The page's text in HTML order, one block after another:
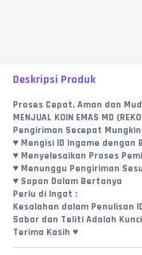
Deskripsi Produk
Proses Cepat, Aman dan
MENJUAL KOIN EMAS MD
Pengiriman Secepat
♥︎ Mengisi ID Ingame dengan
♥︎ Menyelesaikan Proses
♥︎ Menunggu Pengiriman
♥︎ Sopan Dalam Bertanya
Perlu di Ingat :
Kesalahan dalam Penulisan
Sabar dan Teliti Adalah
Terima Kasih ♥︎